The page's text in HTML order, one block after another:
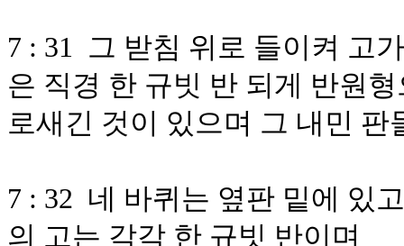
7 : 31 그 받침 위로 들이켜 고
은 직경 한 규빗 반 되게 반원
로새긴 것이 있으며 그 내민
7 : 32 네 바퀴는 옆판 밑에 있
의 고는 각각 한 규빗 반이며